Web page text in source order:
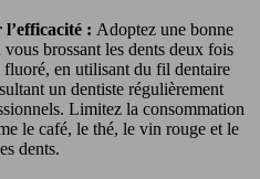
: Adoptez une bonne
brossant les dents deux fois
en utilisant du fil dentaire
un dentiste régulièrement
Limitez la consommation
le café, le thé, le vin rouge et le
dents.